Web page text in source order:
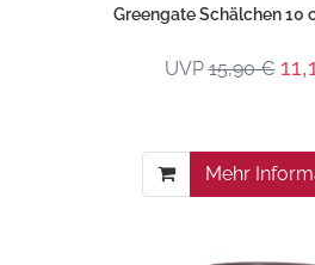
Greengate Schälchen 10
UVP15,90 €
Mehr